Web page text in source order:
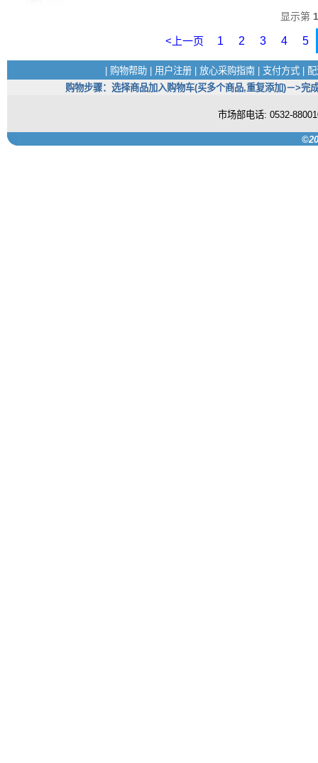
显示第
<上一页 1 2 3 4 5
购物帮助 用户注册 放心采购指南 支付方式
购物步骤：选择商品加入购物车(买多个商品,重复添加)－>
市场部电话: 0532-